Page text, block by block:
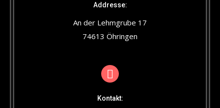
Addresse:
An der Lehmgrube 17
74613 Öhringen
Kontakt: